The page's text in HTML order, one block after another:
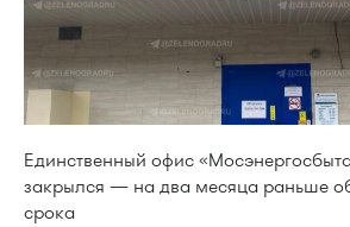
Единственный офис
закрылся — на два месяца раньше
срока